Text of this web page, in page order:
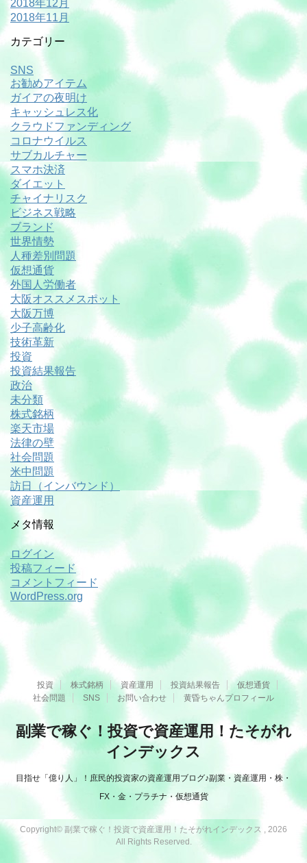
2018年12月
2018年11月
カテゴリー
SNS
お勧めアイテム
ガイアの夜明け
キャッシュレス化
クラウドファンディング
コロナウイルス
サブカルチャー
スマホ決済
ダイエット
チャイナリスク
ビジネス戦略
ブランド
世界情勢
人種差別問題
仮想通貨
外国人労働者
大阪オススメスポット
大阪万博
少子高齢化
技術革新
投資
投資結果報告
政治
未分類
株式銘柄
楽天市場
法律の壁
社会問題
米中問題
訪日（インバウンド）
資産運用
メタ情報
ログイン
投稿フィード
コメントフィード
WordPress.org
投資 株式銘柄 資産運用 投資結果報告
仮想通貨
社会問題
SNS お問い合わせ 黄昏ちゃんプロフィール
副業で稼ぐ！投資で資産運用！たそがれ
インデックス
目指せ「億り人」！庶民的投資家の資産運用ブログ♪副業・資産運用・株・
FX・金・プラチナ・仮想通貨
Copyright© 副業で稼ぐ！投資で資産運用！たそがれインデックス , 2026
All Rights Reserved.